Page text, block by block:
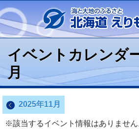
イベントカレンダ
月
2025年11月
※該当するイベント情報はありません